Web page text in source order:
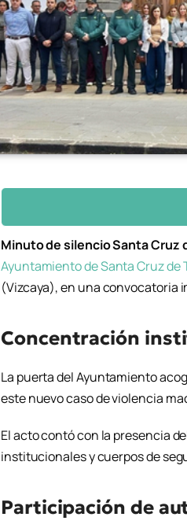
Minuto de silencio Santa Cruz
Ayuntamiento de Santa Cruz de
(Vizcaya), en una convocatoria
Concentración
La puerta del Ayuntamiento
este nuevo caso de violencia
El acto contó con la presencia
institucionales y cuerpos de
Participación de